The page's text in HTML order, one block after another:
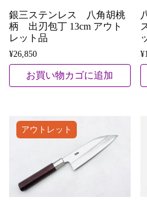
銀三ステンレス 八角胡桃
柄 出刃包丁 13cm アウト
レット品
¥26,850
お買い物カゴに追加
¥
アウトレット